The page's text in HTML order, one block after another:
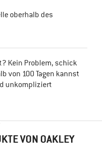
oberhalb des
Kein Problem, schick
von 100 Tagen kannst
unkompliziert
VON OAKLEY